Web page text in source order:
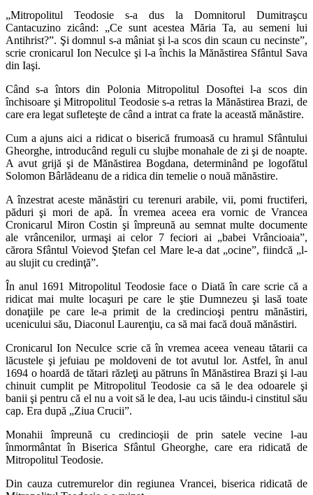
„Mitropolitul Teodosie s-a dus la Domnitorul Dumitraşcu
Cantacuzino zicând: „Ce sunt acestea Măria Ta, au semeni lui
Antihrist?”. Şi domnul s-a mâniat şi l-a scos din scaun cu necinste”,
scrie cronicarul Ion Neculce şi l-a închis la Mănăstirea Sfântul Sava
din Iaşi.
Când s-a întors din Polonia Mitropolitul Dosoftei l-a scos din
închisoare şi Mitropolitul Teodosie s-a retras la Mănăstirea Brazi, de
care era legat sufleteşte de când a intrat ca frate la această mănăstire.
Cum a ajuns aici a ridicat o biserică frumoasă cu hramul Sfântului
Gheorghe, introducând reguli cu slujbe monahale de zi şi de noapte.
A avut grijă şi de Mănăstirea Bogdana, determinând pe logofătul
Solomon Bârlădeanu de a ridica din temelie o nouă mănăstire.
A înzestrat aceste mănăstiri cu terenuri arabile, vii, pomi fructiferi,
păduri şi mori de apă. În vremea aceea era vornic de Vrancea
Cronicarul Miron Costin şi împreună au semnat multe documente
ale vrâncenilor, urmaşi ai celor 7 feciori ai „babei Vrâncioaia”,
cărora Sfântul Voievod Ştefan cel Mare le-a dat „ocine”, fiindcă „l-
au slujit cu credinţă”.
În anul 1691 Mitropolitul Teodosie face o Diată în care scrie că a
ridicat mai multe locaşuri pe care le ştie Dumnezeu şi lasă toate
donaţiile pe care le-a primit de la credincioşi pentru mănăstiri,
ucenicului său, Diaconul Laurenţiu, ca să mai facă două mănăstiri.
Cronicarul Ion Neculce scrie că în vremea aceea veneau tătarii ca
lăcustele şi jefuiau pe moldoveni de tot avutul lor. Astfel, în anul
1694 o hoardă de tătari răzleţi au pătruns în Mănăstirea Brazi şi l-au
chinuit cumplit pe Mitropolitul Teodosie ca să le dea odoarele şi
banii şi pentru că el nu a voit să le dea, l-au ucis tăindu-i cinstitul său
cap. Era după „Ziua Crucii”.
Monahii împreună cu credincioşii de prin satele vecine l-au
înmormântat în Biserica Sfântul Gheorghe, care era ridicată de
Mitropolitul Teodosie.
Din cauza cutremurelor din regiunea Vrancei, biserica ridicată de